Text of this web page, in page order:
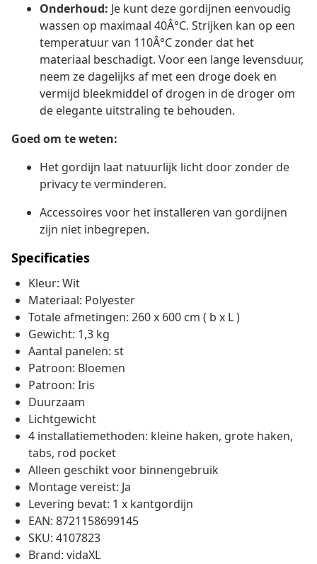
Onderhoud: Je kunt deze gordijnen eenvoudig
wassen op maximaal 40Â°C. Strijken kan op een
temperatuur van 110Â°C zonder dat het
materiaal beschadigt. Voor een lange levensduur,
neem ze dagelijks af met een droge doek en
vermijd bleekmiddel of drogen in de droger om
de elegante uitstraling te behouden.
Goed om te weten:
Het gordijn laat natuurlijk licht door zonder de
privacy te verminderen.
Accessoires voor het installeren van gordijnen
zijn niet inbegrepen.
Specificaties
Kleur: Wit
Materiaal: Polyester
Totale afmetingen: 260 x 600 cm ( b x L )
Gewicht: 1,3 kg
Aantal panelen: st
Patroon: Bloemen
Patroon: Iris
Duurzaam
Lichtgewicht
4 installatiemethoden: kleine haken, grote haken,
tabs, rod pocket
Alleen geschikt voor binnengebruik
Montage vereist: Ja
Levering bevat: 1 x kantgordijn
EAN: 8721158699145
SKU: 4107823
Brand: vidaXL